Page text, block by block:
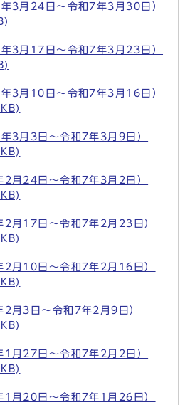
3月24日～令和7年3月30日）
3月17日～令和7年3月23日）
3月10日～令和7年3月16日）
3月3日～令和7年3月9日）
2月24日～令和7年3月2日）
2月17日～令和7年2月23日）
2月10日～令和7年2月16日）
2月3日～令和7年2月9日）
1月27日～令和7年2月2日）
1月20日～令和7年1月26日）